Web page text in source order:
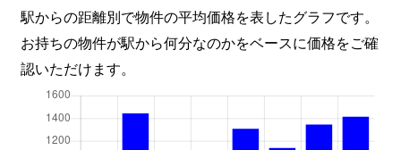
駅からの距離別で物件の平均価格を表したグラフです。
お持ちの物件が駅から何分なのかをベースに価格をご確
認いただけます。